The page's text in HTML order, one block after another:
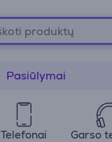
Pasiūlymai
Telefonai Garso